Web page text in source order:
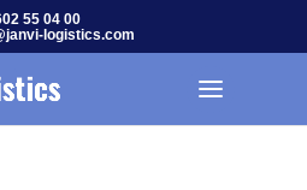
55 04 00
logistics.com